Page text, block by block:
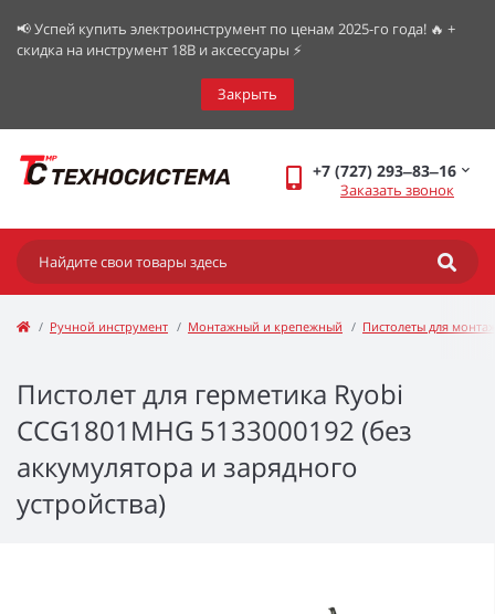
📢 Успей купить электроинструмент по ценам 2025-го года! 🔥 +
скидка на инструмент 18В и аксессуары ⚡️
Закрыть
+7 (727) 293‒83‒16
Заказать звонок
Ручной инструмент Монтажный и крепежный Пистолеты для
Пистолет для герметика Ryobi
CCG1801MHG 5133000192 (без
аккумулятора и зарядного
устройства)